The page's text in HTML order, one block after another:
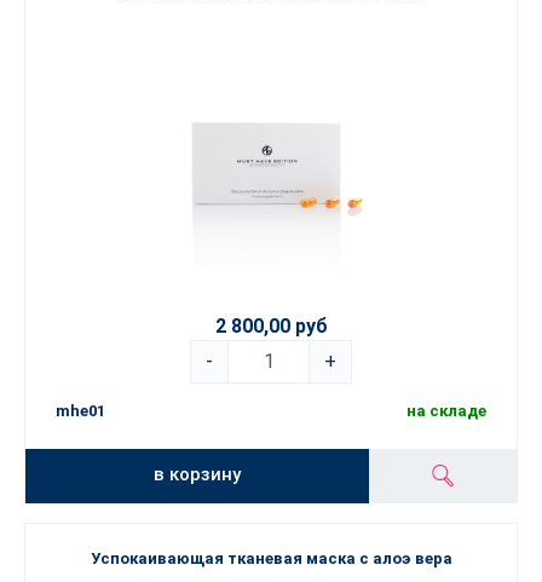
2 800,00 руб
-
+
mhe01 на складе
в корзину
Успокаивающая тканевая маска с алоэ вера